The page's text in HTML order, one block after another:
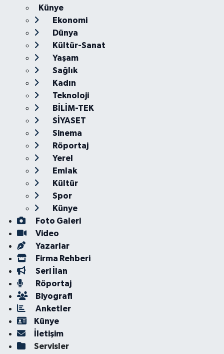
Künye
Ekonomi
Dünya
Kültür-Sanat
Yaşam
Sağlık
Kadın
Teknoloji
BİLİM-TEK
SİYASET
Sinema
Röportaj
Yerel
Emlak
Kültür
Spor
Künye
Foto Galeri
Video
Yazarlar
Firma Rehberi
Seri İlan
Röportaj
Biyografi
Anketler
Künye
İletişim
Servisler